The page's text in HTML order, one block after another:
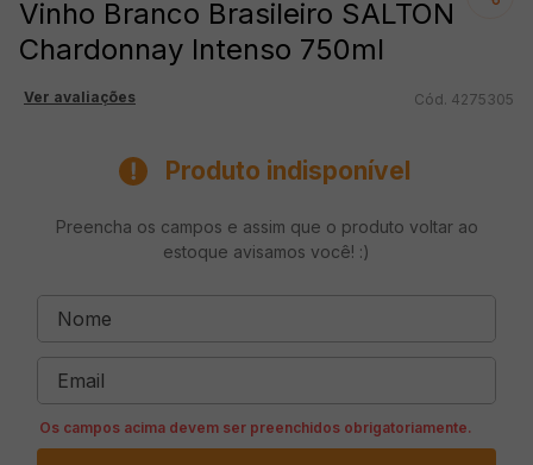
Vinho Branco Brasileiro SALTON
Chardonnay Intenso 750ml
Ver avaliações 4275305
Produto indisponível
Preencha os campos e assim que o produto voltar ao
estoque avisamos você! :)